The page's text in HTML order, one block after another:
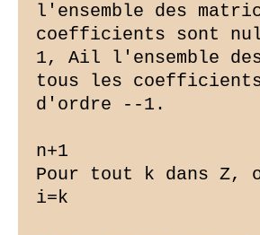
l'ensemble des
coefficients sont
1, Ail l'ensemble
tous les
d'ordre --1.
n+1
Pour tout k dans Z,
i=k